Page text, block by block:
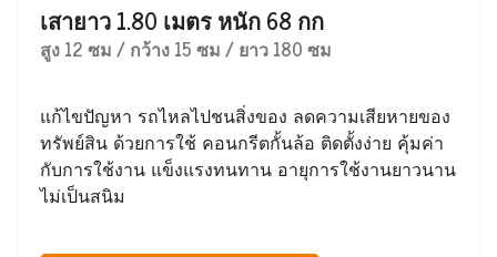
เสายาว 1.80 เมตร หนัก 68 กก
สูง 12 ซม / กว้าง 15 ซม / ยาว 180 ซม
แก้ไขปัญหา รถไหลไปชนสิ่งของ ลดความเสียหายของ
ทรัพย์สิน ด้วยการใช้ คอนกรีตกั้นล้อ ติดตั้งง่าย คุ้มค่า
กับการใช้งาน แข็งแรงทนทาน อายุการใช้งานยาวนาน
ไม่เป็นสนิม